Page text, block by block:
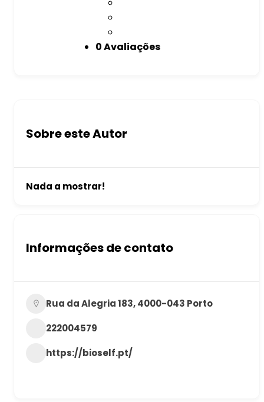
0 Avaliações
Sobre este Autor
Nada a mostrar!
Informações de contato
Rua da Alegria 183, 4000-043 Porto
222004579
https://bioself.pt/